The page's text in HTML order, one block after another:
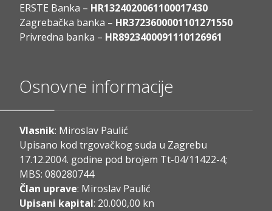
ERSTE Banka – HR1324020061100017430
Zagrebačka banka – HR3723600001101271550
Privredna banka – HR8923400091110126961
Osnovne informacije
Vlasnik: Miroslav Paulić
Upisano kod trgovačkog suda u Zagrebu
17.12.2004. godine pod brojem Tt-04/11422-4;
MBS: 080280744
Član uprave: Miroslav Paulić
Upisani kapital: 20.000,00 kn